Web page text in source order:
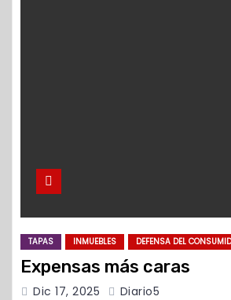
TAPAS INMUEBLES DEFENSA DEL
Expensas más caras
Dic 17, 2025 Diario5